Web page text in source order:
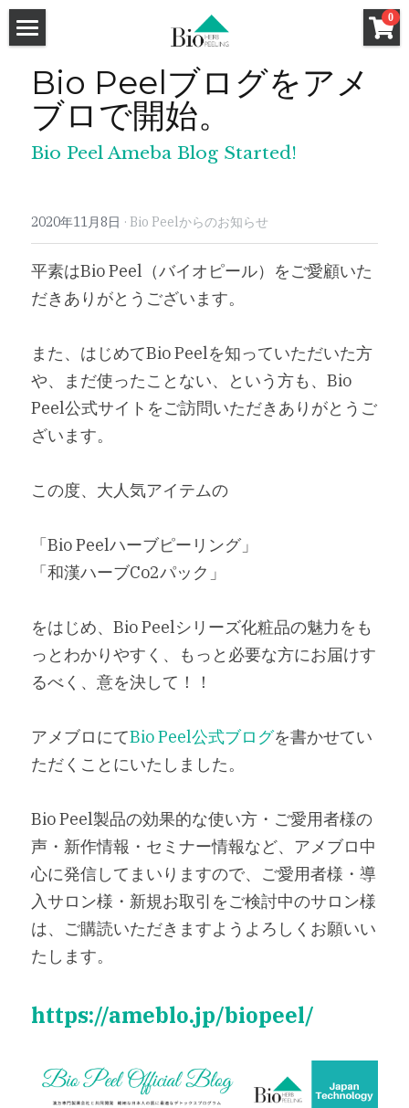
0
ハーブピーリング
ハーブピーリングHow To
強炭酸ガスパック
炭酸小顔メソット認定講座
和漢ハーブフォーミングウォッシュ
導入サロン一覧
特薦サロン
HANAHANA by DAHLIA（福岡）
GLANZ（大阪）
LINORE（兵庫）
PIASA（京都）
Rebirth（東京）
mer（兵庫）
Rebloom（大阪）
maum（宮崎）
香癒（新潟）
Bio Peel特薦サロン
FRONTiNO（千葉）
Bouquet（福岡）
warmaL（福岡）
FLOW（愛知）
La Miu（京都）
SoinEstheticLivilla（福岡）
AndPiel（福岡）
attirante nail&beauty（京都）
RoleSoR（福岡）
Plumeria（京都）
Bio Peel特薦サロン
AriMiG（東京）
Patchou petit（埼玉）
SoLcier（福井）
Co2パック新規お取引ページ
新規お取引希望のサロン様へ
症例写真
症例写真
導入サロン専用ページ
ハーブピーリング導入サロン専用ログインペ
炭酸小顔セラピスト専用ログインぺージ
Company
直営サロン&ショールーム
検索
日本語
LINEお問合せ
Bio Peelブログをアメ
ブロで開始。
Bio Peel Ameba Blog Started!
2020年11月8日 · Bio Peelからのお知らせ
平素はBio Peel（バイオピール）をご愛顧いた
だきありがとうございます。
また、はじめてBio Peelを知っていただいた方
や、まだ使ったことない、という方も、Bio
Peel公式サイトをご訪問いただきありがとうご
ざいます。
この度、大人気アイテムの
「Bio Peelハーブピーリング」
「和漢ハーブCo2パック」
をはじめ、Bio Peelシリーズ化粧品の魅力をも
っとわかりやすく、もっと必要な方にお届けす
るべく、意を決して！！
アメブロにてBio Peel公式ブログを書かせてい
ただくことにいたしました。
Bio Peel製品の効果的な使い方・ご愛用者様の
声・新作情報・セミナー情報など、アメブロ中
心に発信してまいりますので、ご愛用者様・導
入サロン様・新規お取引をご検討中のサロン様
は、ご購読いただきますようよろしくお願いい
たします。
https://ameblo.jp/biopeel/
×
ストアカテゴリー
セクレート（膣用幹細胞培養液クリーム）
サロン導入キット
ハーブピーリング
和漢ハーブCo2パック